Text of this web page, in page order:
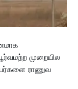
முறையில
ராணுவ